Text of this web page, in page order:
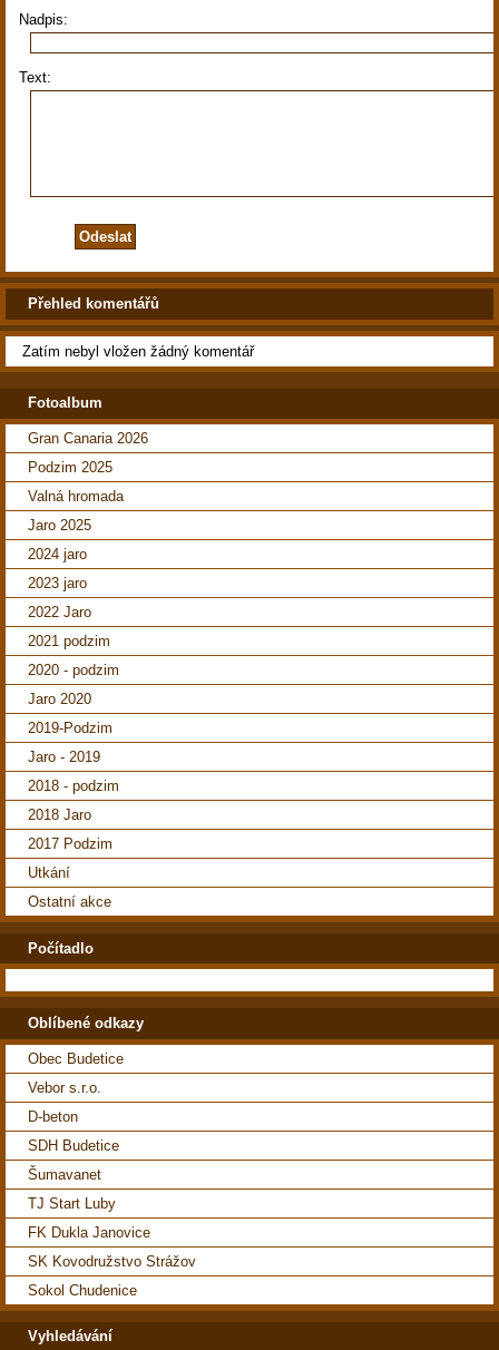
Nadpis:
Text:
Přehled komentářů
Zatím nebyl vložen žádný komentář
Fotoalbum
Gran Canaria 2026
Podzim 2025
Valná hromada
Jaro 2025
2024 jaro
2023 jaro
2022 Jaro
2021 podzim
2020 - podzim
Jaro 2020
2019-Podzim
Jaro - 2019
2018 - podzim
2018 Jaro
2017 Podzim
Utkání
Ostatní akce
Počítadlo
Oblíbené odkazy
Obec Budetice
Vebor s.r.o.
D-beton
SDH Budetice
Šumavanet
TJ Start Luby
FK Dukla Janovice
SK Kovodružstvo Strážov
Sokol Chudenice
Vyhledávání